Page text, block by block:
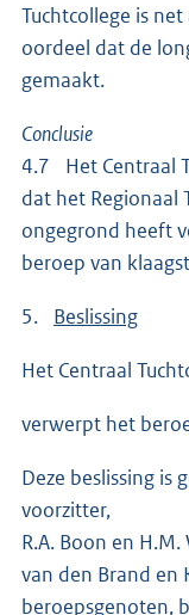
Tuchtcollege is
oordeel dat de
gemaakt.
Conclusie
4.7 Het Centraal
dat het Regionaal
ongegrond heeft
beroep van
5. Beslissing
Het Centraal
verwerpt het
Deze beslissing is
voorzitter,
R.A. Boon en
van den Brand en
beroepsgenoten,